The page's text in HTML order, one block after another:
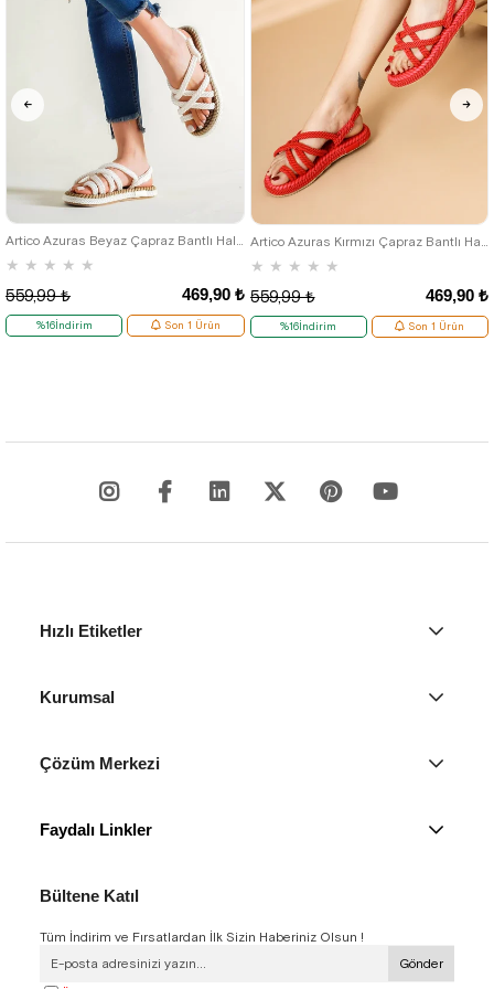
Artico Azuras Beyaz Çapraz Bantlı Halat Sandalet
★ ★ ★ ★ ★
469,90 ₺
559,99 ₺
%16İndirim Son 1 Ürün
36 37 38
★ ★ ★ ★ ★
469,90 ₺
559,99 ₺
%16İndirim Son 1 Ürün
Hızlı Etiketler
Kurumsal
Çözüm Merkezi
Faydalı Linkler
Bültene Katıl
Tüm İndirim ve Fırsatlardan İlk Sizin Haberiniz Olsun !
Gönder